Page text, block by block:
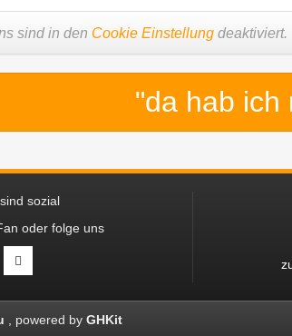
sind in den Cookie Einstellung deaktiviert.
"da hab ich
sozial
oder folge uns
powered by GHKit